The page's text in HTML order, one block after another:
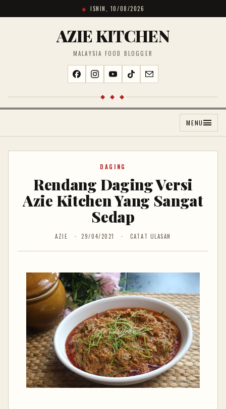
ISNIN, 10/08/2026
AZIE KITCHEN
MALAYSIA FOOD BLOGGER
◆ ◆ ◆
MENU
DAGING
Rendang Daging Versi
Azie Kitchen Yang Sangat
Sedap
AZIE 29/04/2021 CATAT ULASAN